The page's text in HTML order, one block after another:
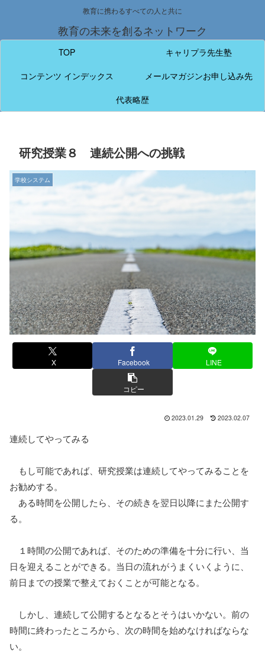
教育に携わるすべての人と共に
教育の未来を創るネットワーク
TOP
キャリプラ先生塾
コンテンツ インデックス
メールマガジンお申し込み先
代表略歴
研究授業８ 連続公開への挑戦
学校システム
X Facebook LINE
コピー
2023.01.29 2023.02.07
連続してやってみる
もし可能であれば、研究授業は連続してやってみることを
お勧めする。
ある時間を公開したら、その続きを翌日以降にまた公開す
る。
１時間の公開であれば、そのための準備を十分に行い、当
日を迎えることができる。当日の流れがうまくいくように、
前日までの授業で整えておくことが可能となる。
しかし、連続して公開するとなるとそうはいかない。前の
時間に終わったところから、次の時間を始めなければならな
い。